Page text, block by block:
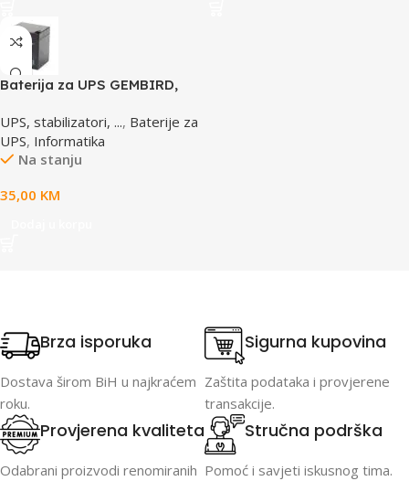
Baterija za UPS GEMBIRD,
UPS, stabilizatori, ..., Baterije za
UPS, Informatika
Na stanju
35,00 KM
Brza isporuka
Dostava širom BiH u najkraćem
roku.
Sigurna kupovina
Zaštita podataka i provjerene
transakcije.
Provjerena kvaliteta
Odabrani proizvodi renomiranih
Stručna podrška
Pomoć i savjeti iskusnog tima.